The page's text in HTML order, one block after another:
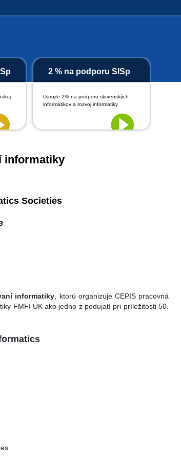
informatiky
Societies
informatiky, ktorú organizuje CEPIS pracovná
FMFI UK ako jedno z podujatí pri príležitosti 50.
2 % na podporu SISp
Darujte 2% na podporu slovenských
informatikov a rozvoj informatiky